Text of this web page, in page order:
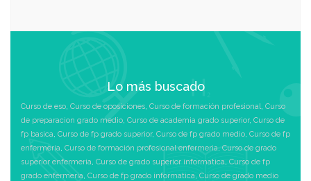
Lo más buscado
Curso de eso, Curso de oposiciones, Curso de formación profesional, Curso
de preparacion grado medio, Curso de academia grado superior, Curso de
fp basica, Curso de fp grado superior, Curso de fp grado medio, Curso de fp
enfermeria, Curso de formación profesional enfermeria,Curso de grado
superior enfermeria, Curso de grado superior informatica, Curso de fp
grado enfermeria, Curso de fp grado informatica, Curso de grado medio